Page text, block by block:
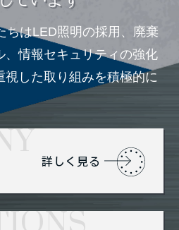
ちはLED照明の採用、廃棄
、情報セキュリティの強化
視した取り組みを積極的に
詳しく見る